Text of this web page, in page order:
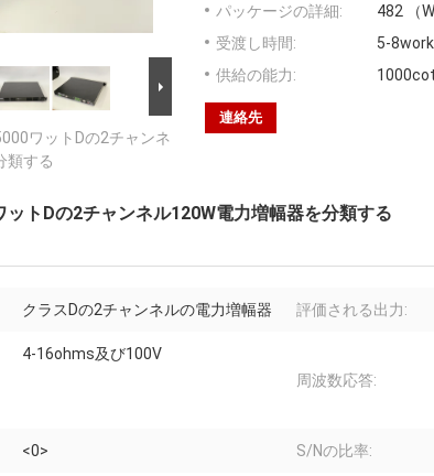
ワットDの2チャンネ
類する
パッケージの詳細:
482 （
受渡し時間:
5-
供給の能力:
連絡先
ットDの2チャンネル120W電力増幅器を分類する
クラスDの2チャンネルの電力増幅器 評価される出力:
4-16ohms及び100V
周波数応答:
<0> S/Nの比率: